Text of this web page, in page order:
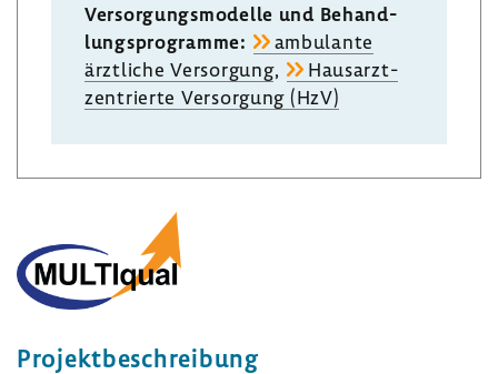
Versor­gungs­mo­delle und Behand­
lungs­pro­gramme:
ambu­lante
ärzt­liche Versor­gung,
Haus­arzt­
zen­trierte Versor­gung (HzV)
Projekt­be­schrei­bung